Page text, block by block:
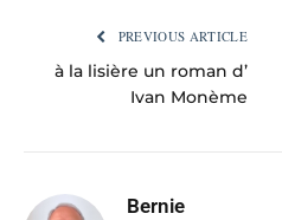
PREVIOUS ARTICLE
à la lisière un roman d’
Ivan Monème
Bernie